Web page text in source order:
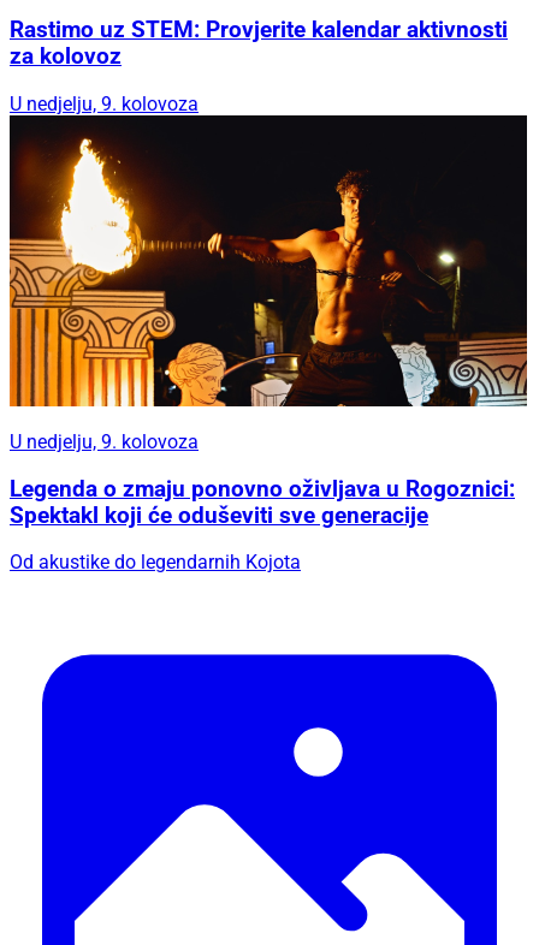
Rastimo uz STEM: Provjerite kalendar aktivnosti
za kolovoz
U nedjelju, 9. kolovoza
U nedjelju, 9. kolovoza
Legenda o zmaju ponovno oživljava u Rogoznici:
Spektakl koji će oduševiti sve generacije
Od akustike do legendarnih Kojota